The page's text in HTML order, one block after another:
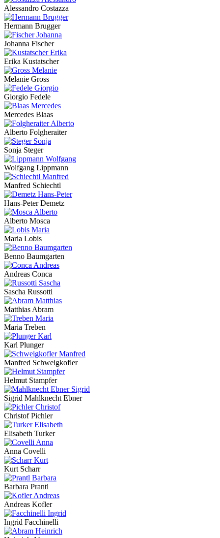
Alessandro Costazza
Hermann Brugger
Johanna Fischer
Erika Kustatscher
Melanie Gross
Giorgio Fedele
Mercedes Blaas
Alberto Folgheraiter
Sonja Steger
Wolfgang Lippmann
Manfred Schiechtl
Hans-Peter Demetz
Alberto Mosca
Maria Lobis
Benno Baumgarten
Andreas Conca
Sascha Russotti
Matthias Abram
Maria Treben
Karl Plunger
Manfred Schweigkofler
Helmut Stampfer
Sigrid Mahlknecht Ebner
Christof Pichler
Elisabeth Turker
Anna Covelli
Kurt Scharr
Barbara Prantl
Andreas Kofler
Ingrid Facchinelli